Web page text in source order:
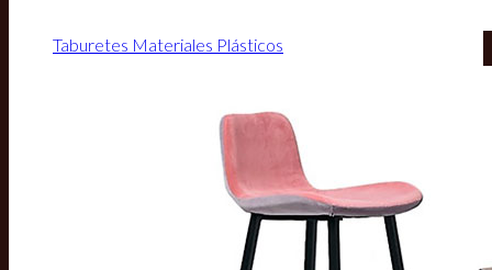
Taburetes Materiales Plásticos